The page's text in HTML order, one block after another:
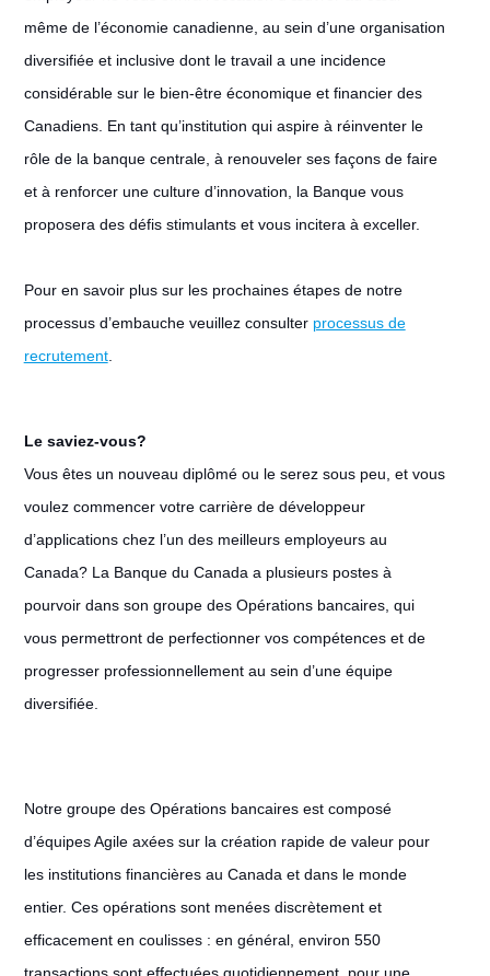
même de l’économie canadienne, au sein d’une organisation
diversifiée et inclusive dont le travail a une incidence
considérable sur le bien-être économique et financier des
Canadiens. En tant qu’institution qui aspire à réinventer le
rôle de la banque centrale, à renouveler ses façons de faire
et à renforcer une culture d’innovation, la Banque vous
proposera des défis stimulants et vous incitera à exceller.
Pour en savoir plus sur les prochaines étapes de notre
processus d’embauche veuillez consulter processus de
recrutement.
Le saviez-vous?
Vous êtes un nouveau diplômé ou le serez sous peu, et vous
voulez commencer votre carrière de développeur
d’applications chez l’un des meilleurs employeurs au
Canada? La Banque du Canada a plusieurs postes à
pourvoir dans son groupe des Opérations bancaires, qui
vous permettront de perfectionner vos compétences et de
progresser professionnellement au sein d’une équipe
diversifiée.
Notre groupe des Opérations bancaires est composé
d’équipes Agile axées sur la création rapide de valeur pour
les institutions financières au Canada et dans le monde
entier. Ces opérations sont menées discrètement et
efficacement en coulisses : en général, environ 550